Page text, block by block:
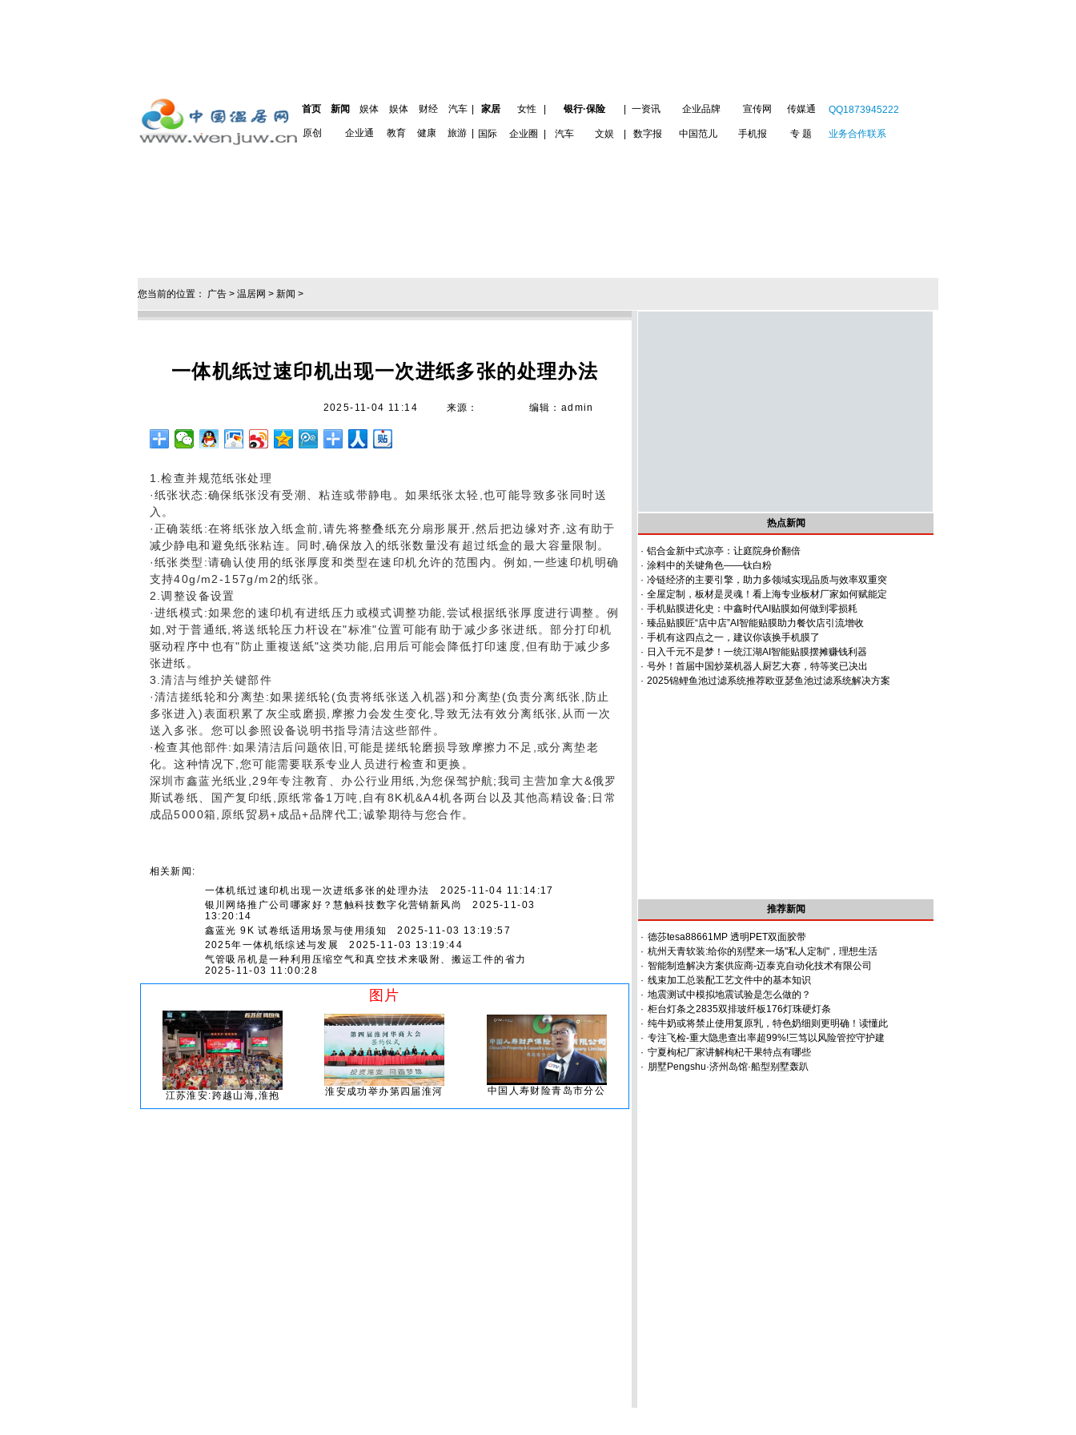
首页 新闻 娱体 娱体 财经 汽车 家居 女性 银行·保险 一资讯 企业品牌 宣传网 传媒通
原创 企业通 教育 健康 旅游 国际 企业圈 汽车 文娱 数字报 中国范儿 手机报 专 题
QQ1873945222
业务合作联系
您当前的位置： 广告 > 温居网 > 新闻 >
一体机纸过速印机出现一次进纸多张的处理办法
2025-11-04 11:14 来源： 编辑：admin
1.检查并规范纸张处理
·纸张状态:确保纸张没有受潮、粘连或带静电。如果纸张太轻,也可能导致多张同时送
入。
·正确装纸:在将纸张放入纸盒前,请先将整叠纸充分扇形展开,然后把边缘对齐,这有助于
减少静电和避免纸张粘连。同时,确保放入的纸张数量没有超过纸盒的最大容量限制。
·纸张类型:请确认使用的纸张厚度和类型在速印机允许的范围内。例如,一些速印机明确
支持40g/m2-157g/m2的纸张。
2.调整设备设置
·进纸模式:如果您的速印机有进纸压力或模式调整功能,尝试根据纸张厚度进行调整。例
如,对于普通纸,将送纸轮压力杆设在"标准"位置可能有助于减少多张进纸。部分打印机
驱动程序中也有"防止重複送紙"这类功能,启用后可能会降低打印速度,但有助于减少多
张进纸。
3.清洁与维护关键部件
·清洁搓纸轮和分离垫:如果搓纸轮(负责将纸张送入机器)和分离垫(负责分离纸张,防止
多张进入)表面积累了灰尘或磨损,摩擦力会发生变化,导致无法有效分离纸张,从而一次
送入多张。您可以参照设备说明书指导清洁这些部件。
·检查其他部件:如果清洁后问题依旧,可能是搓纸轮磨损导致摩擦力不足,或分离垫老
化。这种情况下,您可能需要联系专业人员进行检查和更换。
深圳市鑫蓝光纸业,29年专注教育、办公行业用纸,为您保驾护航;我司主营加拿大&俄罗
斯试卷纸、国产复印纸,原纸常备1万吨,自有8K机&A4机各两台以及其他高精设备;日常
成品5000箱,原纸贸易+成品+品牌代工;诚挚期待与您合作。
相关新闻:
一体机纸过速印机出现一次进纸多张的处理办法
2025-11-04 11:14:17
银川网络推广公司哪家好？慧触科技数字化营销新风尚
2025-11-03
13:20:14
鑫蓝光 9K 试卷纸适用场景与使用须知
2025-11-03 13:19:57
2025年一体机纸综述与发展
2025-11-03 13:19:44
气管吸吊机是一种利用压缩空气和真空技术来吸附、搬运工件的省力
2025-11-03 11:00:28
图片
江苏淮安:跨越山海,淮抱 淮安成功举办第四届淮河 中国人寿财险青岛市分公
热点新闻
· 铝合金新中式凉亭：让庭院身价翻倍
· 涂料中的关键角色——钛白粉
· 冷链经济的主要引擎，助力多领域实现品质与效率双重突
· 全屋定制，板材是灵魂！看上海专业板材厂家如何赋能定
· 手机贴膜进化史：中鑫时代AI贴膜如何做到零损耗
· 臻品贴膜匠“店中店”AI智能贴膜助力餐饮店引流增收
· 手机有这四点之一，建议你该换手机膜了
· 日入千元不是梦！一统江湖AI智能贴膜摆摊赚钱利器
· 号外！首届中国炒菜机器人厨艺大赛，特等奖已决出
· 2025锦鲤鱼池过滤系统推荐欧亚瑟鱼池过滤系统解决方案
推荐新闻
· 德莎tesa88661MP 透明PET双面胶带
· 杭州天青软装:给你的别墅来一场"私人定制"，理想生活
· 智能制造解决方案供应商-迈泰克自动化技术有限公司
· 线束加工总装配工艺文件中的基本知识
· 地震测试中模拟地震试验是怎么做的？
· 柜台灯条之2835双排玻纤板176灯珠硬灯条
· 纯牛奶或将禁止使用复原乳，特色奶细则更明确！读懂此
· 专注飞检-重大隐患查出率超99%!三笃以风险管控守护建
· 宁夏枸杞厂家讲解枸杞干果特点有哪些
· 朋墅Pengshu·济州岛馆·船型别墅轰趴